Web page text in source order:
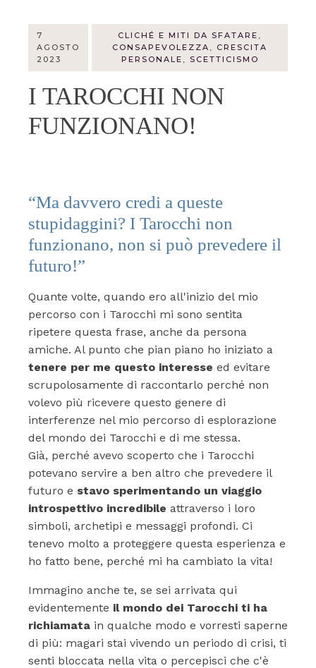
7
AGOSTO
2023
CLICHÉ E MITI DA SFATARE ,
CONSAPEVOLEZZA , CRESCITA
PERSONALE , SCETTICISMO
I TAROCCHI NON
FUNZIONANO!
“Ma davvero credi a queste
stupidaggini? I Tarocchi non
funzionano, non si può prevedere il
futuro!”
Quante volte, quando ero all'inizio del mio
percorso con i Tarocchi mi sono sentita
ripetere questa frase, anche da persona
amiche. Al punto che pian piano ho iniziato a
tenere per me questo interesse ed evitare
scrupolosamente di raccontarlo perché non
volevo più ricevere questo genere di
interferenze nel mio percorso di esplorazione
del mondo dei Tarocchi e di me stessa.
Già, perché avevo scoperto che i Tarocchi
potevano servire a ben altro che prevedere il
futuro e stavo sperimentando un viaggio
introspettivo incredibile attraverso i loro
simboli, archetipi e messaggi profondi. Ci
tenevo molto a proteggere questa esperienza e
ho fatto bene, perché mi ha cambiato la vita!
Immagino anche te, se sei arrivata qui
evidentemente il mondo dei Tarocchi ti ha
richiamata in qualche modo e vorresti saperne
di più: magari stai vivendo un periodo di crisi, ti
senti bloccata nella vita o percepisci che c'è